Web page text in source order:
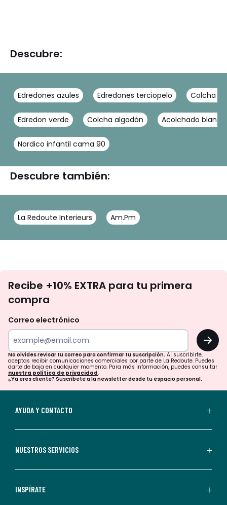
Descubre:
Edredones azules Edredones terciopelo Colcha
Edredon verde Colcha algodón Acolchado blanco
Nordico infantil cama 90
Descubre también:
La Redoute Interieurs Am.Pm
te
tu
para
confirmar
tu
suscripción.
aceptas
comerciales
personalizadas
Recibe +10% EXTRA para tu primera
compra
Correo electrónico
OK
No olvides revisar tu correo para confirmar tu suscripción. Al suscribirte,
aceptas recibir comunicaciones comerciales por parte de La Redoute. Puedes
darte de baja en cualquier momento. Para más información, puedes consultar
nuestra política de privacidad.
¿Ya eres cliente? Suscríbete a la newsletter desde tu espacio personal.
AYUDA Y CONTACTO
NUESTROS SERVICIOS
INSPÍRATE